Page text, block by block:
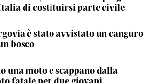
di costituirsi parte civile
è stato avvistato un canguro
bosco
una moto e scappano dalla
fatale per due giovani